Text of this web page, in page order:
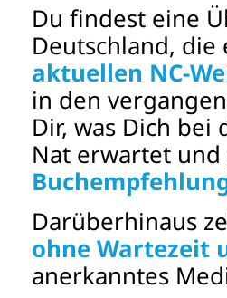
Du findest eine
Deutschland,
aktuellen NC-
in den
Dir, was Dich bei
Nat erwartet
Darüberhinaus
ohne Wartezeit
anerkanntes